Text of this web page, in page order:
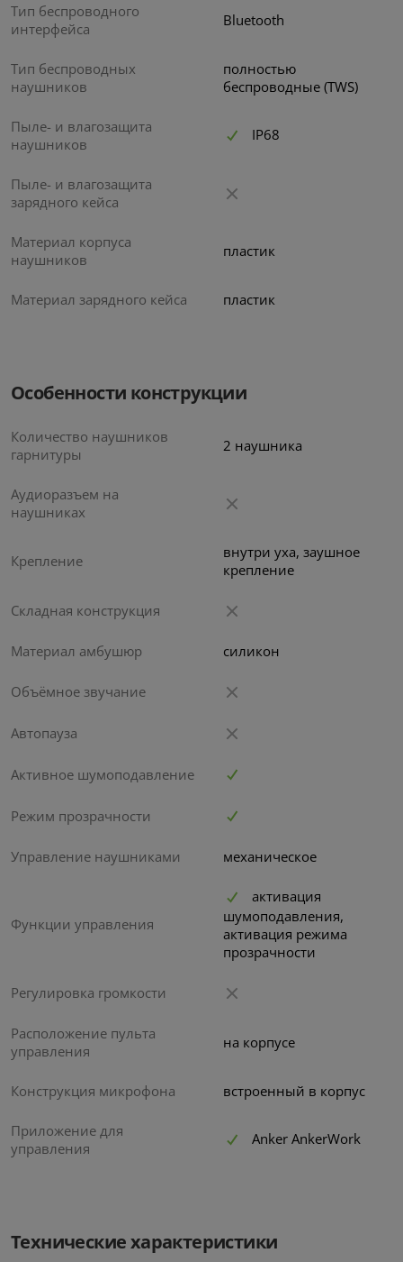
Тип беспроводного
интерфейса
Bluetooth
Тип беспроводных
наушников
полностью
беспроводные (TWS)
Пыле- и влагозащита
наушников
IP68
Пыле- и влагозащита
зарядного кейса
Материал корпуса
наушников
пластик
Материал зарядного кейса пластик
Особенности конструкции
Количество наушников
гарнитуры
2 наушника
Аудиоразъем на
наушниках
Крепление
внутри уха, заушное
крепление
Складная конструкция
Материал амбушюр силикон
Объёмное звучание
Автопауза
Активное шумоподавление
Режим прозрачности
Управление наушниками механическое
Функции управления
активация
шумоподавления,
активация режима
прозрачности
Регулировка громкости
Расположение пульта
управления
на корпусе
Конструкция микрофона встроенный в корпус
Приложение для
управления
Anker AnkerWork
Технические характеристики